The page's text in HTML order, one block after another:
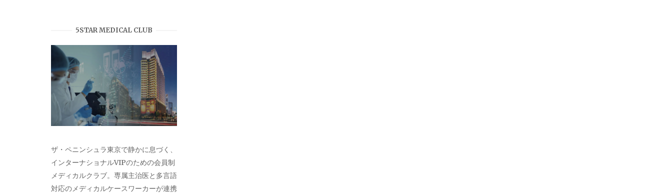
5STAR MEDICAL CLUB
ザ・ペニンシュラ東京で静かに息づく、
インターナショナルVIPのための会員制
メディカルクラブ。専属主治医と多言語
対応のメディカルケースワーカーが連携